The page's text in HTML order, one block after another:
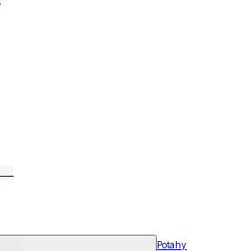
Potahy